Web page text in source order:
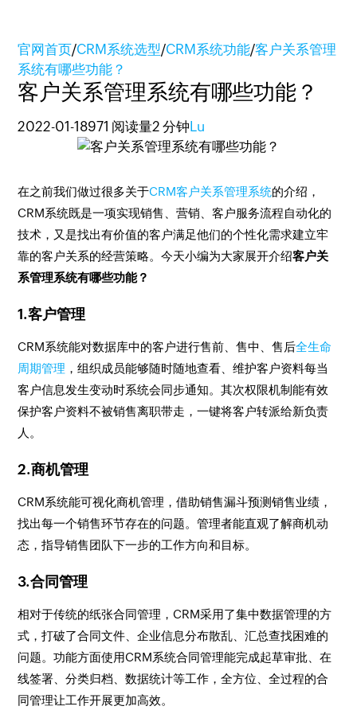
官网首页/CRM系统选型/CRM系统功能/客户关系管理
系统有哪些功能？
客户关系管理系统有哪些功能？
2022-01-18971 阅读量2 分钟 Lu
在之前我们做过很多关于CRM客户关系管理系统的介绍，
CRM系统既是一项实现销售、营销、客户服务流程自动化的
技术，又是找出有价值的客户满足他们的个性化需求建立牢
靠的客户关系的经营策略。今天小编为大家展开介绍客户关
系管理系统有哪些功能？
1.客户管理
CRM系统能对数据库中的客户进行售前、售中、售后全生命
周期管理 ，组织成员能够随时随地查看、维护客户资料每当
客户信息发生变动时系统会同步通知。其次权限机制能有效
保护客户资料不被销售离职带走，一键将客户转派给新负责
人。
2.商机管理
CRM系统能可视化商机管理，借助销售漏斗预测销售业绩，
找出每一个销售环节存在的问题。管理者能直观了解商机动
态，指导销售团队下一步的工作方向和目标。
3.合同管理
相对于传统的纸张合同管理，CRM采用了集中数据管理的方
式，打破了合同文件、企业信息分布散乱、汇总查找困难的
问题。功能方面使用CRM系统合同管理能完成起草审批、在
线签署、分类归档、数据统计等工作，全方位、全过程的合
同管理让工作开展更加高效。